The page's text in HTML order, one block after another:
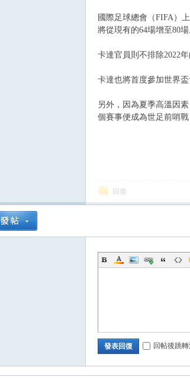
國際足球總會（FIFA）
將從現有的64場增至80場
卡達官員則不排除2022
卡達也將首度參加世界
另外，因為夏季高溫因
個賽事便成為世足前哨
回復
發表回復 回帖後跳